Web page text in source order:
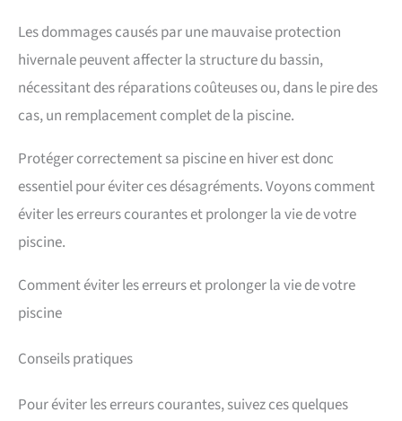
Les dommages causés par une mauvaise protection
hivernale peuvent affecter la structure du bassin,
nécessitant des réparations coûteuses ou, dans le pire des
cas, un remplacement complet de la piscine.
Protéger correctement sa piscine en hiver est donc
essentiel pour éviter ces désagréments. Voyons comment
éviter les erreurs courantes et prolonger la vie de votre
piscine.
Comment éviter les erreurs et prolonger la vie de votre
piscine
Conseils pratiques
Pour éviter les erreurs courantes, suivez ces quelques